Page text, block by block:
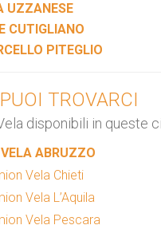
UZZANESE
CUTIGLIANO
PITEGLIO
TROVARCI
disponibili in queste
ABRUZZO
Vela Chieti
Vela L’Aquila
Vela Pescara